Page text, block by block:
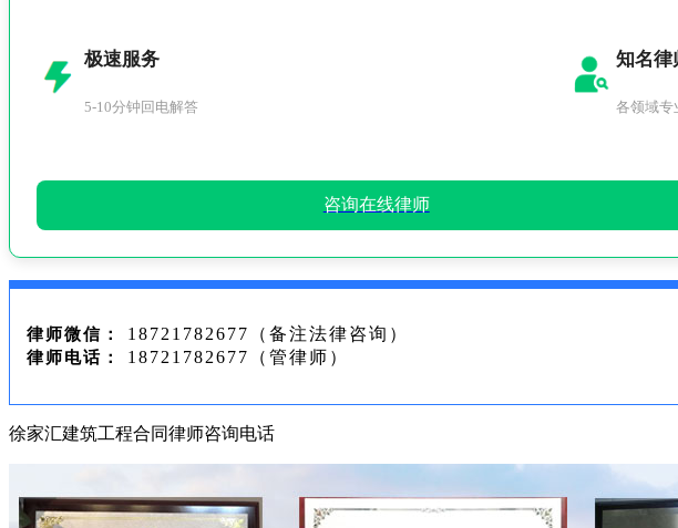
极速服务
5-10分钟回电解答
知名律
各领域专
咨询在线律师
律师微信： 18721782677（备注法律咨询）
律师电话： 18721782677（管律师）
徐家汇建筑工程合同律师咨询电话